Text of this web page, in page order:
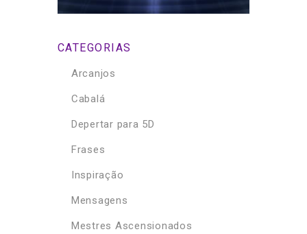
CATEGORIAS
Arcanjos
Cabalá
Depertar para 5D
Frases
Inspiração
Mensagens
Mestres Ascensionados